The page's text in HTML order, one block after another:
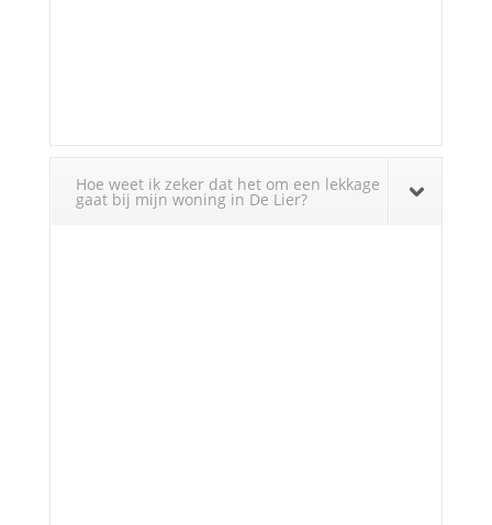
Hoe weet ik zeker dat het om een lekkage
gaat bij mijn woning in De Lier?